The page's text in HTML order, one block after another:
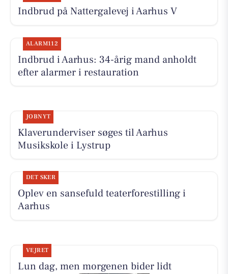
Indbrud på Nattergalevej i Aarhus V
ALARM112
Indbrud i Aarhus: 34-årig mand anholdt
efter alarmer i restauration
JOBNYT
Klaverunderviser søges til Aarhus
Musikskole i Lystrup
DET SKER
Oplev en sansefuld teaterforestilling i
Aarhus
VEJRET
Lun dag, men morgenen bider lidt